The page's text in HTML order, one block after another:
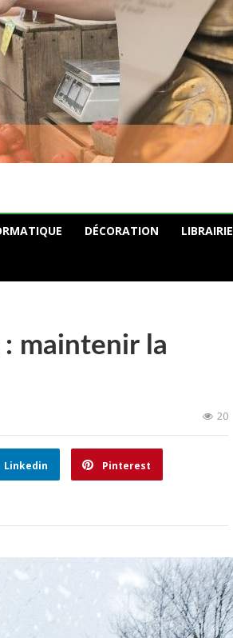
DÉCORATION LIBRAIRIE
maintenir la
20
Linkedin Pinterest